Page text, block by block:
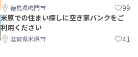
みませんか？
徳島県鳴門市 99
米原での住まい探しに空き家バンクをご
利用ください
滋賀県米原市 41